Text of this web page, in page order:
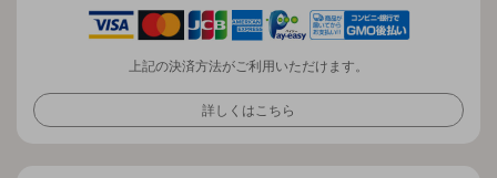
上記の決済方法がご利用いただけます。
詳しくはこちら